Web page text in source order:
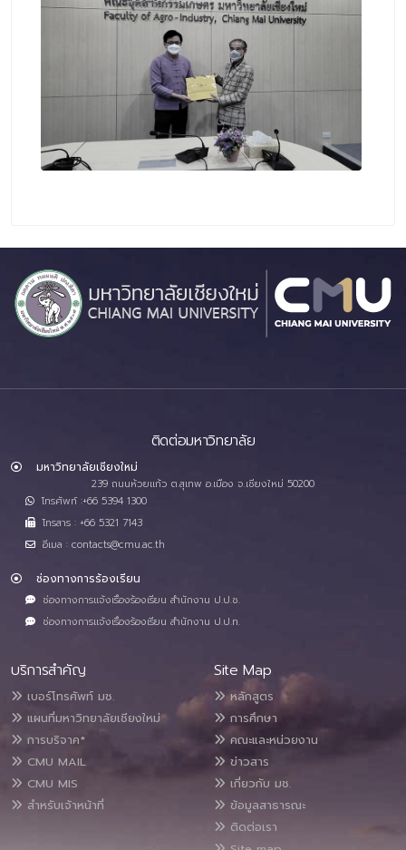
ติดต่อมหาวิทยาลัย
มหาวิทยาลัยเชียงใหม่
239 ถนนห้วยแก้ว ต.สุเทพ อ.เมือง จ.เชียงใหม่ 50200
โทรศัพท์ :+66 5394 1300
โทรสาร : +66 5321 7143
อีเมล : contacts@cmu.ac.th
ช่องทางการร้องเรียน
ช่องทางการแจ้งเรื่องร้องเรียน สำนักงาน ป.ป.ช.
ช่องทางการแจ้งเรื่องร้องเรียน สำนักงาน ป.ป.ท.
บริการสำคัญ
เบอร์โทรศัพท์ มช.
แผนที่มหาวิทยาลัยเชียงใหม่
การบริจาค*
CMU MAIL
CMU MIS
สำหรับเจ้าหน้าที่
Site Map
หลักสูตร
การศึกษา
คณะและหน่วยงาน
ข่าวสาร
เกี่ยวกับ มช.
ข้อมูลสาธารณะ
ติดต่อเรา